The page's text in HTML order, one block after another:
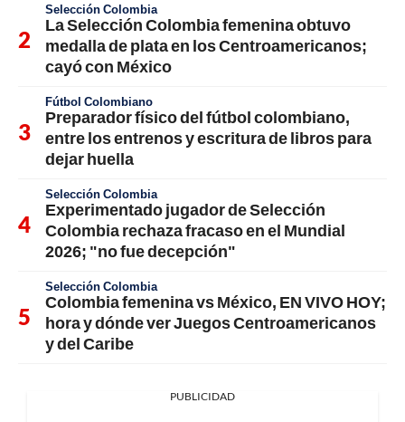
Selección Colombia
La Selección Colombia femenina obtuvo
medalla de plata en los Centroamericanos;
cayó con México
Fútbol Colombiano
Preparador físico del fútbol colombiano,
entre los entrenos y escritura de libros para
dejar huella
Selección Colombia
Experimentado jugador de Selección
Colombia rechaza fracaso en el Mundial
2026; "no fue decepción"
Selección Colombia
Colombia femenina vs México, EN VIVO HOY;
hora y dónde ver Juegos Centroamericanos
y del Caribe
PUBLICIDAD